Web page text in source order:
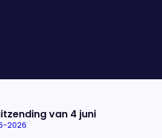
van 4 juni
2026